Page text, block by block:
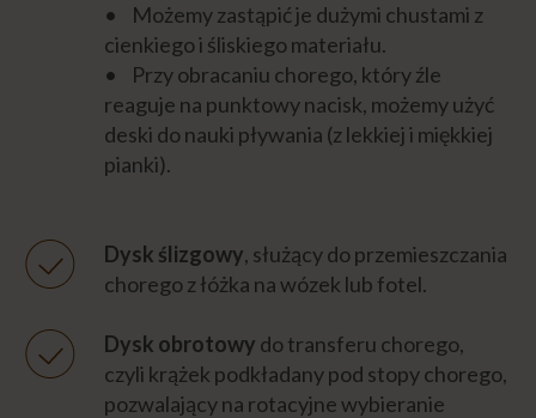
FIZJOTERAPIA CHOREGO
OSTATNIE GODZINY ŻYCIA
Emocje
Niezbędnik opiekuna
• Możemy zastąpić je dużymi chustami z
cienkiego i śliskiego materiału.
• Przy obracaniu chorego, który źle
reaguje na punktowy nacisk, możemy użyć
deski do nauki pływania (z lekkiej i miękkiej
pianki).
Dysk ślizgowy, służący do przemieszczania
chorego z łóżka na wózek lub fotel.
Dysk obrotowy do transferu chorego,
czyli krążek podkładany pod stopy chorego,
pozwalający na rotacyjne wybieranie